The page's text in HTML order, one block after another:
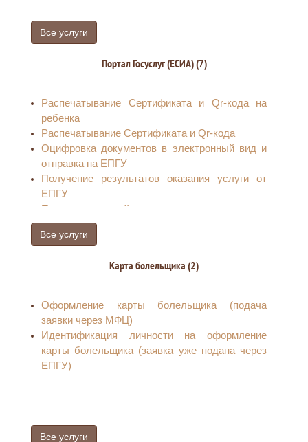
созыва, направлению соответствующей
информации в централизованную базу данных
Государственной автоматизированной
передаче заявлений в ТИК
Все услуги
Портал Госуслуг (ЕСИА) (7)
Распечатывание Сертификата и Qr-кода на
ребенка
Распечатывание Сертификата и Qr-кода
Оцифровка документов в электронный вид и
отправка на ЕПГУ
Получение результатов оказания услуги от
ЕПГУ
Прием заявлений о внесении в кредитную
историю сведений о запрете (снятии запрета)
на заключение договоров потребительского
Прием заявлений по предоставлению
заключение договоров потребительского
займа (кредита).
Прием заявлений на установление запрета на
заключение договоров об оказании услуг
подвижной радиотелефонной связи и снятии
такого запрета
Все услуги
Карта болельщика (2)
Оформление карты болельщика (подача
заявки через МФЦ)
Идентификация личности на оформление
карты болельщика (заявка уже подана через
ЕПГУ)
Все услуги